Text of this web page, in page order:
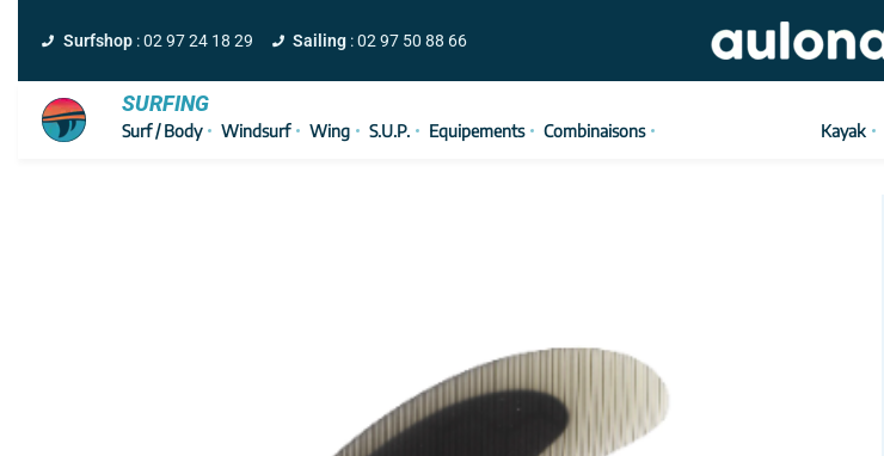
Surfshop: 02 97 24 18 29 Sailing : 02 97 50 88 66
SURFING
Surf / Body Windsurf Wing S.U.P. Equipements Combinaisons Kayak